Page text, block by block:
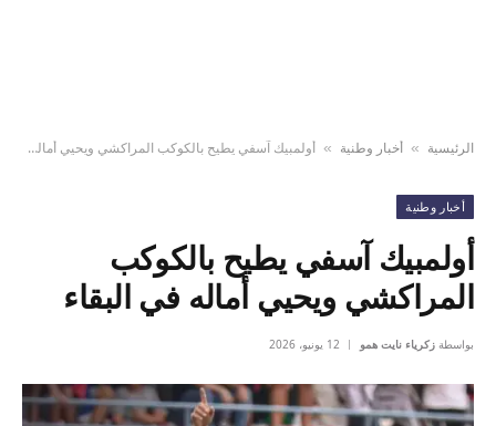
الرئيسية » أخبار وطنية » أولمبيك آسفي يطيح بالكوكب المراكشي ويحيي أماله في البقاء
أخبار وطنية
أولمبيك آسفي يطيح بالكوكب
المراكشي ويحيي أماله في البقاء
بواسطة زكرياء نايت همو 12 يونيو، 2026